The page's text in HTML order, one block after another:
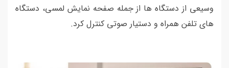
وسیعی از دستگاه ها از جمله صفحه نمایش لمسی، دستگاه
های تلفن همراه و دستیار صوتی کنترل کرد.